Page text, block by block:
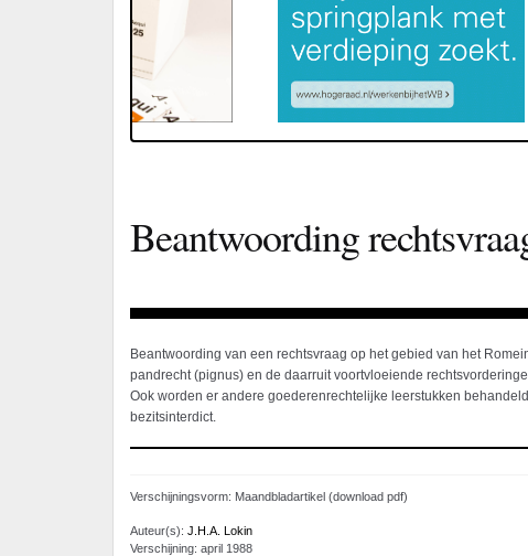
Beantwoording
Beantwoording van een rechtsvraag op het gebied van het
pandrecht (pignus) en de daarruit voortvloeiende
Ook worden er andere goederenrechtelijke leerstukken
bezitsinterdict.
Verschijningsvorm: Maandbladartikel (download pdf)
Auteur(s): J.H.A. Lokin
Verschijning: april 1988